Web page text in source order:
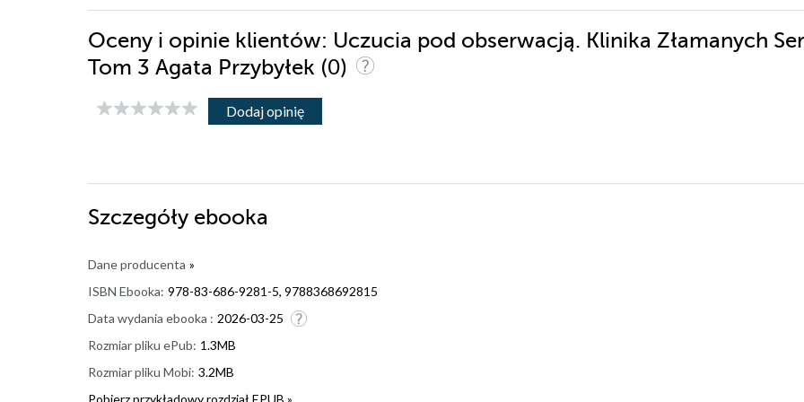
Oceny i opinie klientów: Uczucia pod obserwacją. Klinika Złamanych
Tom 3 Agata Przybyłek (0)
Dodaj opinię
Szczegóły ebooka
Dane producenta »
ISBN Ebooka: 978-83-686-9281-5, 9788368692815
Data wydania ebooka : 2026-03-25
Rozmiar pliku ePub: 1.3MB
Rozmiar pliku Mobi: 3.2MB
Pobierz przykładowy rozdział EPUB »